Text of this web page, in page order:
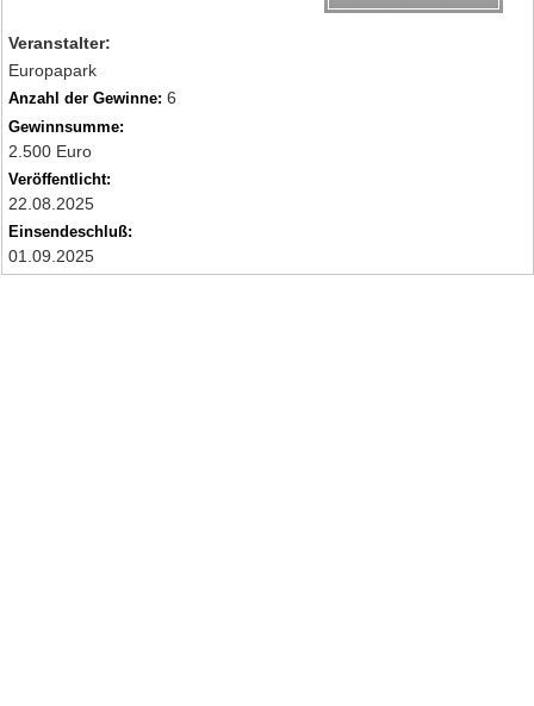
Veranstalter:
Europapark
Anzahl der Gewinne: 6
Gewinnsumme:
2.500 Euro
Veröffentlicht:
22.08.2025
Einsendeschluß:
01.09.2025